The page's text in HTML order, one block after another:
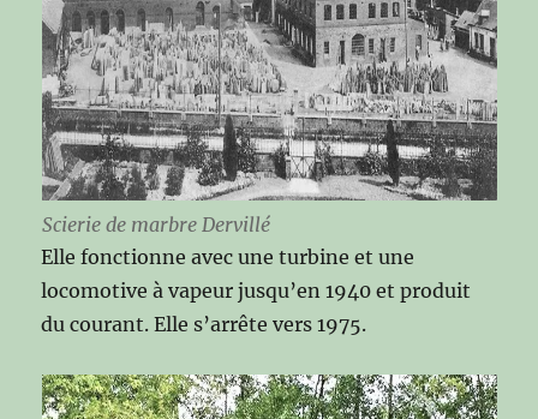
Scierie de marbre Dervillé
Elle fonctionne avec une turbine et une
locomotive à vapeur jusqu’en 1940 et produit
du courant. Elle s’arrête vers 1975.